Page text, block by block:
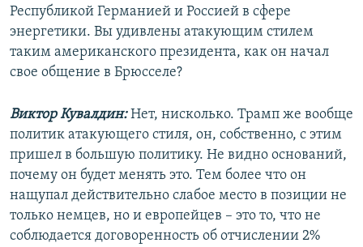
Республикой Германией и Россией в сфере
энергетики. Вы удивлены атакующим стилем
таким американского президента, как он начал
свое общение в Брюсселе?
Виктор Кувалдин:Нет, нисколько. Трамп же вообще
политик атакующего стиля, он, собственно, с этим
пришел в большую политику. Не видно оснований,
почему он будет менять это. Тем более что он
нащупал действительно слабое место в позиции не
только немцев, но и европейцев – это то, что не
соблюдается договоренность об отчислении 2%